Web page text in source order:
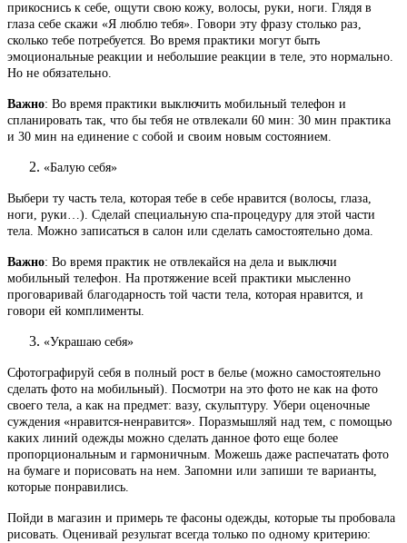
прикоснись к себе, ощути свою кожу, волосы, руки, ноги. Глядя в
глаза себе скажи «Я люблю тебя». Говори эту фразу столько раз,
сколько тебе потребуется. Во время практики могут быть
эмоциональные реакции и небольшие реакции в теле, это нормально.
Но не обязательно.
Важно: Во время практики выключить мобильный телефон и
спланировать так, что бы тебя не отвлекали 60 мин: 30 мин практика
и 30 мин на единение с собой и своим новым состоянием.
«Балую себя»
Выбери ту часть тела, которая тебе в себе нравится (волосы, глаза,
ноги, руки…). Сделай специальную спа-процедуру для этой части
тела. Можно записаться в салон или сделать самостоятельно дома.
Важно: Во время практик не отвлекайся на дела и выключи
мобильный телефон. На протяжение всей практики мысленно
проговаривай благодарность той части тела, которая нравится, и
говори ей комплименты.
«Украшаю себя»
Сфотографируй себя в полный рост в белье (можно самостоятельно
сделать фото на мобильный). Посмотри на это фото не как на фото
своего тела, а как на предмет: вазу, скульптуру. Убери оценочные
суждения «нравится-ненравится». Поразмышляй над тем, с помощью
каких линий одежды можно сделать данное фото еще более
пропорциональным и гармоничным. Можешь даже распечатать фото
на бумаге и порисовать на нем. Запомни или запиши те варианты,
которые понравились.
Пойди в магазин и примерь те фасоны одежды, которые ты пробовала
рисовать. Оценивай результат всегда только по одному критерию: